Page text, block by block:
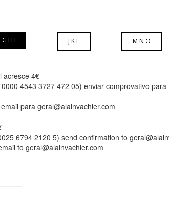
G H I J K L M N O
acresce 4€
4543 3727 472 05) enviar comprovativo para
para geral@alainvachier.com
6794 2120 5) send confirmation to
to geral@alainvachier.com